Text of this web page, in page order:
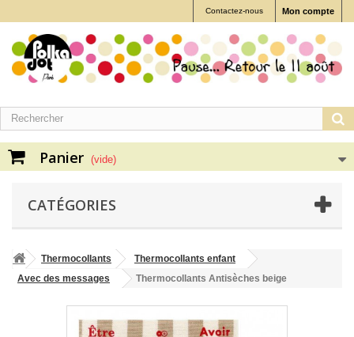
Mon compte
Contactez-nous
Panier (vide)
CATÉGORIES
Thermocollants
Thermocollants enfant
Avec des messages
Thermocollants Antisèches beige